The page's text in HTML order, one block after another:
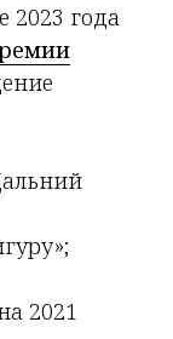
2023 года
2021